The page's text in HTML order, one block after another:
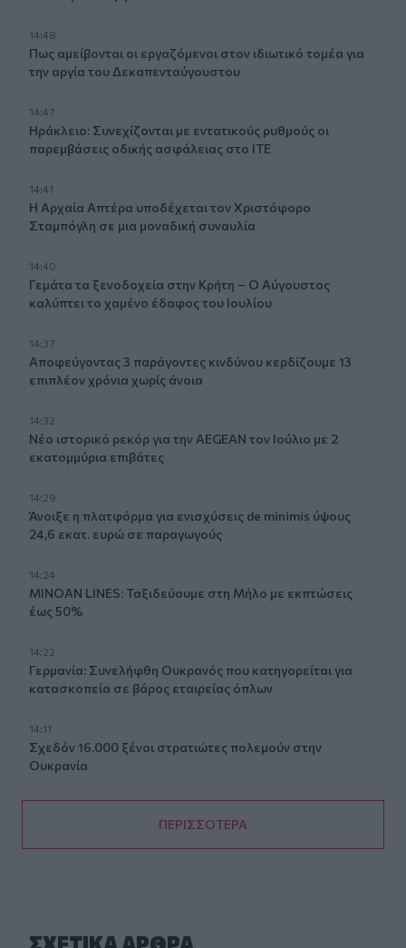
14:48
Πως αμείβονται οι εργαζόμενοι στον ιδιωτικό τομέα για
την αργία του Δεκαπενταύγουστου
14:47
Ηράκλειο: Συνεχίζονται με εντατικούς ρυθμούς οι
παρεμβάσεις οδικής ασφάλειας στο ΙΤΕ
14:41
Η Αρχαία Απτέρα υποδέχεται τον Χριστόφορο
Σταμπόγλη σε μια μοναδική συναυλία
14:40
Γεμάτα τα ξενοδοχεία στην Κρήτη – Ο Αύγουστος
καλύπτει το χαμένο έδαφος του Ιουλίου
14:37
Αποφεύγοντας 3 παράγοντες κινδύνου κερδίζουμε 13
επιπλέον χρόνια χωρίς άνοια
14:32
Νέο ιστορικό ρεκόρ για την AEGEAN τον Ιούλιο με 2
εκατομμύρια επιβάτες
14:29
Άνοιξε η πλατφόρμα για ενισχύσεις de minimis ύψους
24,6 εκατ. ευρώ σε παραγωγούς
14:24
MINOAN LINES: Ταξιδεύουμε στη Μήλο με εκπτώσεις
έως 50%
14:22
Γερμανία: Συνελήφθη Ουκρανός που κατηγορείται για
κατασκοπεία σε βάρος εταιρείας όπλων
14:11
Σχεδόν 16.000 ξένοι στρατιώτες πολεμούν στην
Ουκρανία
ΠΕΡΙΣΣΟΤΕΡΑ